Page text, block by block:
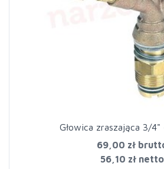
Głowica zraszająca 3/
69,00 zł
56,10 zł netto